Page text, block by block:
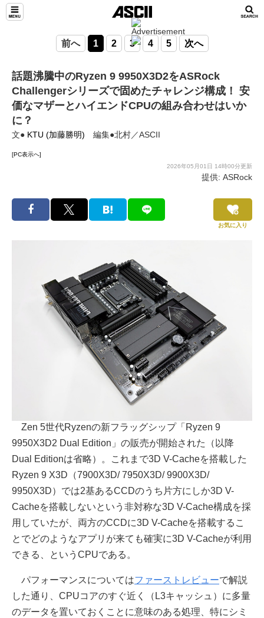
前へ 1 2 3 4 5 次へ
話題沸騰中のRyzen 9 9950X3D2をASRock
Challengerシリーズで固めたチャレンジ構成！ 安
価なマザーとハイエンドCPUの組み合わせはいか
に？
文● KTU (加藤勝明) 編集●北村／ASCII
[PC表示へ]
2026年05月01日 14時00分更新
提供: ASRock
お気に入り
Zen 5世代Ryzenの新フラッグシップ「Ryzen 9
9950X3D2 Dual Edition」の販売が開始された（以降
Dual Editionは省略）。これまで3D V-Cacheを搭載した
Ryzen 9 X3D（7900X3D/ 7950X3D/ 9900X3D/
9950X3D）では2基あるCCDのうち片方にしか3D V-
Cacheを搭載しないという非対称な3D V-Cache構成を採
用していたが、両方のCCDに3D V-Cacheを搭載するこ
とでどのようなアプリが来ても確実に3D V-Cacheが利用
できる、というCPUである。
パフォーマンスについてはファーストレビューで解説
した通り、CPUコアのすぐ近く（L3キャッシュ）に多量
のデータを置いておくことに意味のある処理、特にシミ